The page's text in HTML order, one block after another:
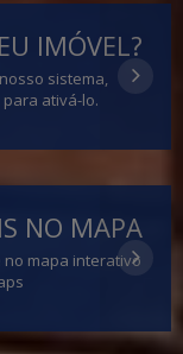
IMÓVEL?
sistema,
ativá-lo.
NO MAPA
mapa interativo